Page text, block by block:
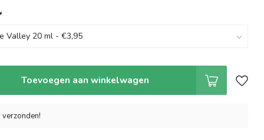
Toevoegen aan winkelwagen